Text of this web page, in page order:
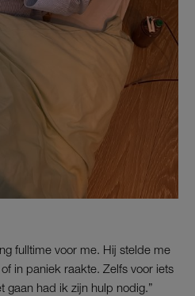
fulltime voor me. Hij stelde me
in paniek raakte. Zelfs voor iets
gaan had ik zijn hulp nodig.”